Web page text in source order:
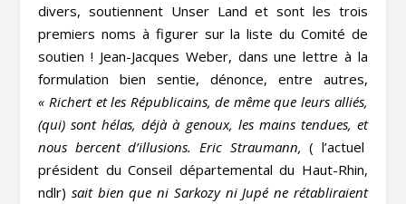
divers, soutiennent Unser Land et sont les trois
premiers noms à figurer sur la liste du Comité de
soutien ! Jean-Jacques Weber, dans une lettre à la
formulation bien sentie, dénonce, entre autres,
« Richert et les Républicains, de même que leurs alliés,
(qui) sont hélas, déjà à genoux, les mains tendues, et
nous bercent d’illusions. Eric Straumann,( l’actuel
président du Conseil départemental du Haut-Rhin,
ndlr)sait bien que ni Sarkozy ni Jupé ne rétabliraient